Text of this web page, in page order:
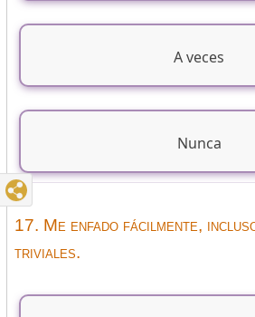
A veces
Nunca
17. Me enfado fácilmente,
triviales.